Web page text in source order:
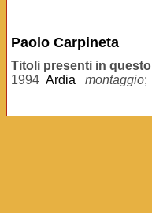
Paolo Carpineta
Titoli presenti in
1994 Ardia montaggio;